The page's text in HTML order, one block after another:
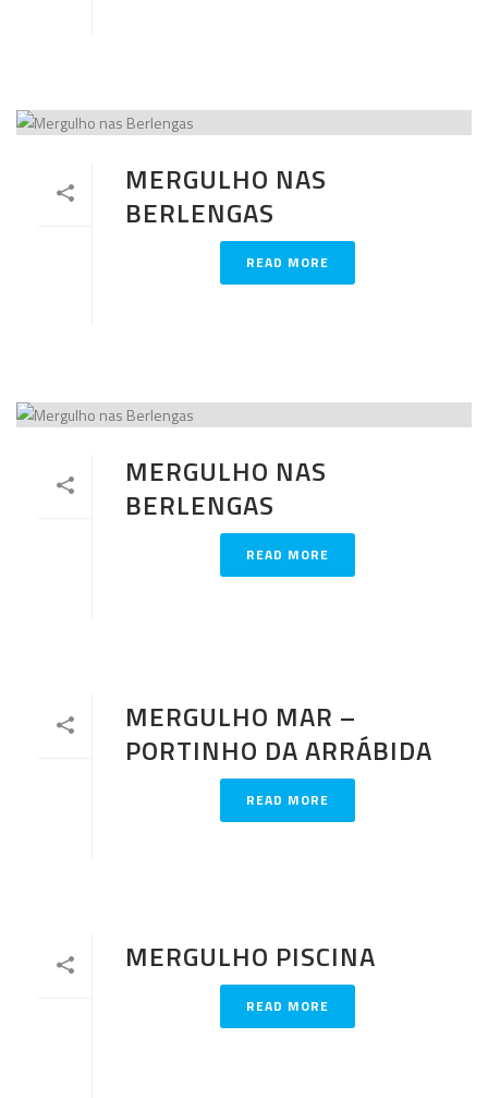
MERGULHO NAS
BERLENGAS
READ MORE
MERGULHO NAS
BERLENGAS
READ MORE
MERGULHO MAR –
PORTINHO DA ARRÁBIDA
READ MORE
MERGULHO PISCINA
READ MORE